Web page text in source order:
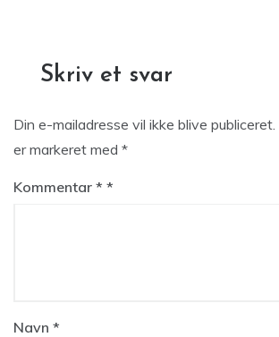
Skriv et svar
Din e-mailadresse vil ikke blive publiceret.
er markeret med *
Kommentar *
Navn *